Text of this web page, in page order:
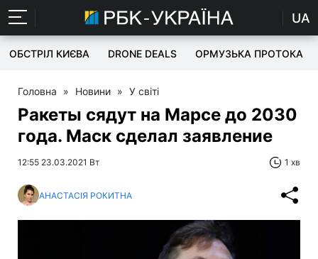
UA
ОБСТРІЛ КИЄВА DRONE DEALS ОРМУЗЬКА ПРОТОКА
Головна » Новини » У світі
Ракеты сядут на Марсе до 2030
года. Маск сделал заявление
12:55 23.03.2021 Вт 1 хв
АНАСТАСІЯ РОКИТНА